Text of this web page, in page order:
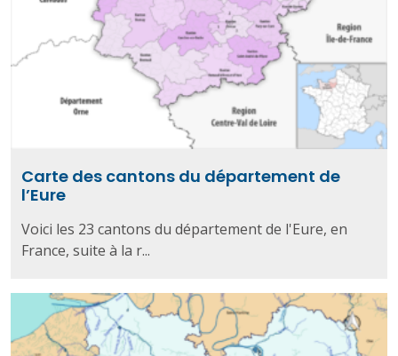
Carte des cantons du département de
l’Eure
Voici les 23 cantons du département de l'Eure, en
France, suite à la r...